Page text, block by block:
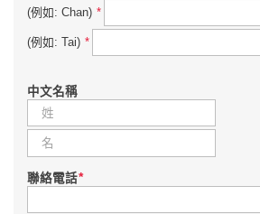
(例如: Chan) *
(例如: Tai) *
中文名稱
聯絡電話*